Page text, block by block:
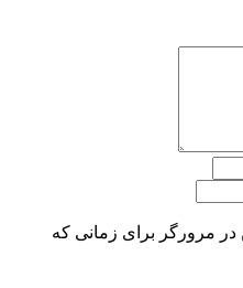
در مرورگر برای زمانی که